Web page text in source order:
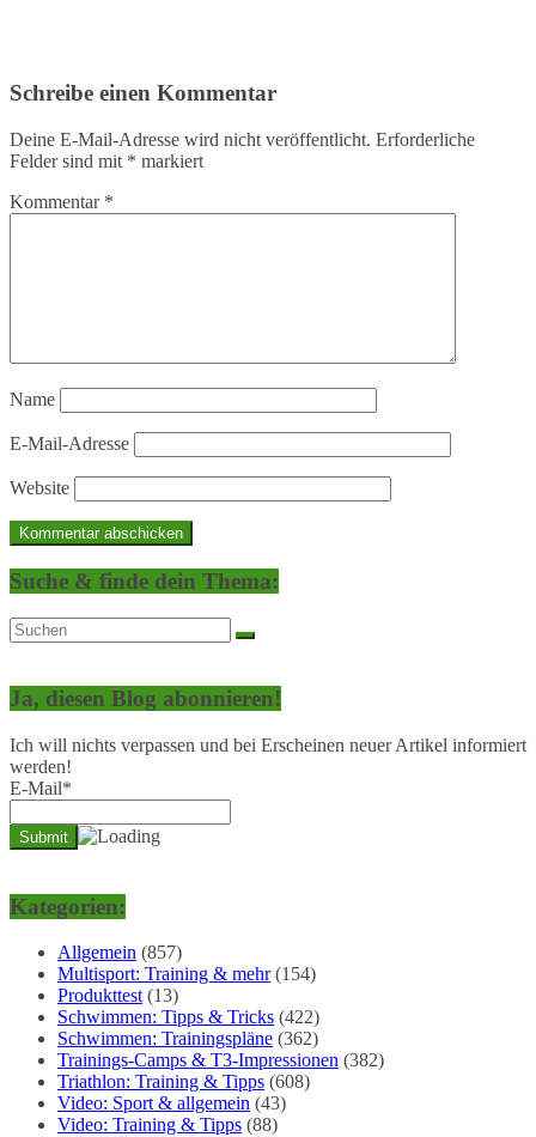
Schreibe einen Kommentar
Deine E-Mail-Adresse wird nicht veröffentlicht. Erforderliche
Felder sind mit * markiert
Kommentar *
Name
E-Mail-Adresse
Website
Suche & finde dein Thema:
Ja, diesen Blog abonnieren!
Ich will nichts verpassen und bei Erscheinen neuer Artikel informiert
werden!
E-Mail*
Kategorien:
Allgemein (857)
Multisport: Training & mehr(154)
Produkttest(13)
Schwimmen: Tipps & Tricks (422)
Schwimmen: Trainingspläne (362)
Trainings-Camps & T3-Impressionen (382)
Triathlon: Training & Tipps (608)
Video: Sport & allgemein (43)
Video: Training & Tipps (88)